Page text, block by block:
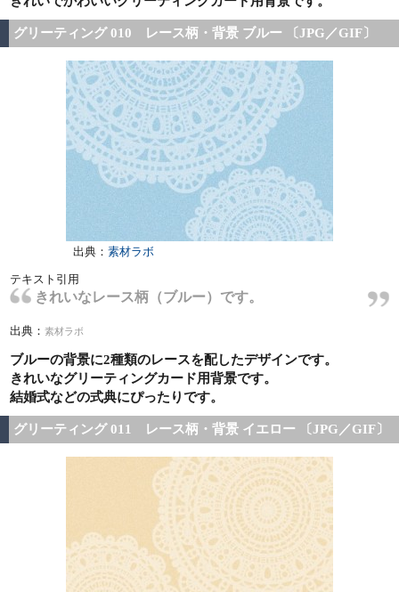
グリーティング 010 レース柄・背景 ブルー 〔JPG／GIF〕
出典： 素材ラボ
テキスト引用
きれいなレース柄（ブルー）です。
出典：素材ラボ
ブルーの背景に2種類のレースを配したデザインです。
きれいなグリーティングカード用背景です。
結婚式などの式典にぴったりです。
グリーティング 011 レース柄・背景 イエロー 〔JPG／GIF〕